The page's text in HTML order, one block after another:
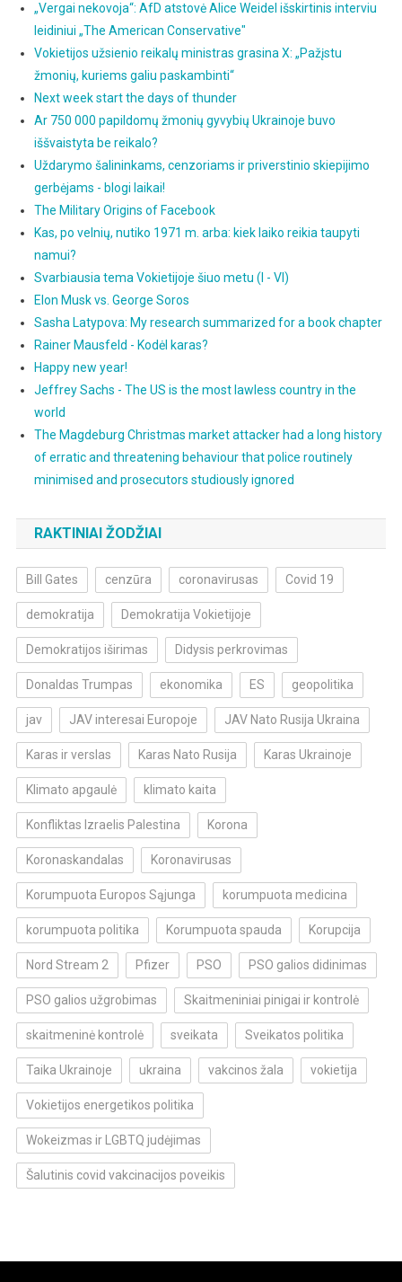
„Vergai nekovoja“: AfD atstovė Alice Weidel išskirtinis interviu
leidiniui „The American Conservative"
Vokietijos užsienio reikalų ministras grasina X: „Pažįstu
žmonių, kuriems galiu paskambinti“
Next week start the days of thunder
Ar 750 000 papildomų žmonių gyvybių Ukrainoje buvo
iššvaistyta be reikalo?
Uždarymo šalininkams, cenzoriams ir priverstinio skiepijimo
gerbėjams - blogi laikai!
The Military Origins of Facebook
Kas, po velnių, nutiko 1971 m. arba: kiek laiko reikia taupyti
namui?
Svarbiausia tema Vokietijoje šiuo metu (I - VI)
Elon Musk vs. George Soros
Sasha Latypova: My research summarized for a book chapter
Rainer Mausfeld - Kodėl karas?
Happy new year!
Jeffrey Sachs - The US is the most lawless country in the
world
The Magdeburg Christmas market attacker had a long history
of erratic and threatening behaviour that police routinely
minimised and prosecutors studiously ignored
RAKTINIAI ŽODŽIAI
Bill Gates cenzūra coronavirusas Covid 19
demokratija Demokratija Vokietijoje
Demokratijos iširimas Didysis perkrovimas
Donaldas Trumpas ekonomika ES geopolitika
jav JAV interesai Europoje JAV Nato Rusija Ukraina
Karas ir verslas Karas Nato Rusija Karas Ukrainoje
Klimato apgaulė klimato kaita
Konfliktas Izraelis Palestina Korona
Koronaskandalas Koronavirusas
Korumpuota Europos Sąjunga korumpuota medicina
korumpuota politika Korumpuota spauda Korupcija
Nord Stream 2 Pfizer PSO PSO galios didinimas
PSO galios užgrobimas Skaitmeniniai pinigai ir kontrolė
skaitmeninė kontrolė sveikata Sveikatos politika
Taika Ukrainoje ukraina vakcinos žala vokietija
Vokietijos energetikos politika
Wokeizmas ir LGBTQ judėjimas
Šalutinis covid vakcinacijos poveikis